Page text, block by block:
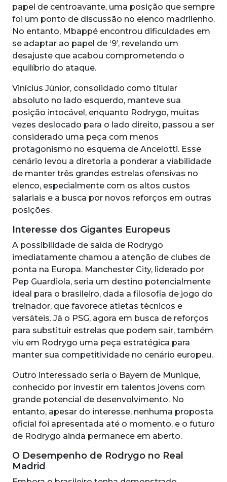
papel de centroavante, uma posição que sempre
foi um ponto de discussão no elenco madrilenho.
No entanto, Mbappé encontrou dificuldades em
se adaptar ao papel de ‘9’, revelando um
desajuste que acabou comprometendo o
equilíbrio do ataque.
Vinícius Júnior, consolidado como titular
absoluto no lado esquerdo, manteve sua
posição intocável, enquanto Rodrygo, muitas
vezes deslocado para o lado direito, passou a ser
considerado uma peça com menos
protagonismo no esquema de Ancelotti. Esse
cenário levou a diretoria a ponderar a viabilidade
de manter três grandes estrelas ofensivas no
elenco, especialmente com os altos custos
salariais e a busca por novos reforços em outras
posições.
Interesse dos Gigantes Europeus
A possibilidade de saída de Rodrygo
imediatamente chamou a atenção de clubes de
ponta na Europa. Manchester City, liderado por
Pep Guardiola, seria um destino potencialmente
ideal para o brasileiro, dada a filosofia de jogo do
treinador, que favorece atletas técnicos e
versáteis. Já o PSG, agora em busca de reforços
para substituir estrelas que podem sair, também
viu em Rodrygo uma peça estratégica para
manter sua competitividade no cenário europeu.
Outro interessado seria o Bayern de Munique,
conhecido por investir em talentos jovens com
grande potencial de desenvolvimento. No
entanto, apesar do interesse, nenhuma proposta
oficial foi apresentada até o momento, e o futuro
de Rodrygo ainda permanece em aberto.
O Desempenho de Rodrygo no Real
Madrid